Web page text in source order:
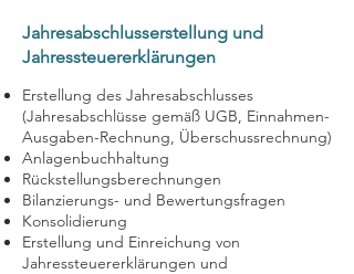
Jahresabschlusserstellung und
Jahressteuererklärungen
Erstellung des Jahresabschlusses
(Jahresabschlüsse gemäß UGB, Einnahmen-
Ausgaben-Rechnung, Überschussrechnung)
Anlagenbuchhaltung
Rückstellungsberechnungen
Bilanzierungs- und Bewertungsfragen
Konsolidierung
Erstellung und Einreichung von
Jahressteuererklärungen und